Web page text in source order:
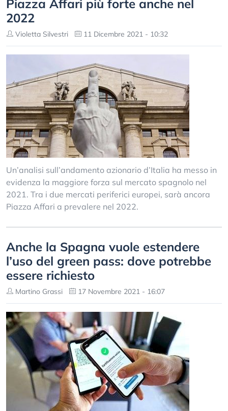
Piazza Affari più forte anche nel
2022
Violetta Silvestri 11 Dicembre 2021 - 10:32
Un’analisi sull’andamento azionario d’Italia ha messo in
evidenza la maggiore forza sul mercato spagnolo nel
2021. Tra i due mercati periferici europei, sarà ancora
Piazza Affari a prevalere nel 2022.
Anche la Spagna vuole estendere
l’uso del green pass: dove potrebbe
essere richiesto
Martino Grassi 17 Novembre 2021 - 16:07